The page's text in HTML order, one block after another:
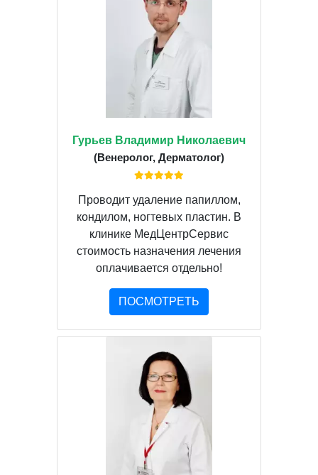
Гурьев Владимир Николаевич
(Венеролог, Дерматолог)
Проводит удаление папиллом,
кондилом, ногтевых пластин. В
клинике МедЦентрСервис
стоимость назначения лечения
оплачивается отдельно!
ПОСМОТРЕТЬ